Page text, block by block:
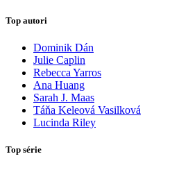
Top autori
Dominik Dán
Julie Caplin
Rebecca Yarros
Ana Huang
Sarah J. Maas
Táňa Keleová Vasilková
Lucinda Riley
Top série